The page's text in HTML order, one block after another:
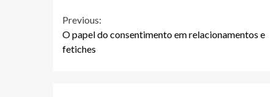
Continue
Reading
Previous:
O papel do consentimento em relacionamentos e
fetiches